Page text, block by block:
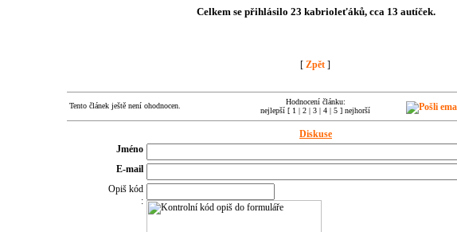
Celkem se přihlásilo 23 kabrioleťáků, cca 13 autíček.
[ Zpět ]
Tento článek ještě není ohodnocen.
Hodnocení článku:
nejlepší [ 1 | 2 | 3 | 4 | 5 ] nejhorší
Diskuse
Jméno
E-mail
Opiš kód
: